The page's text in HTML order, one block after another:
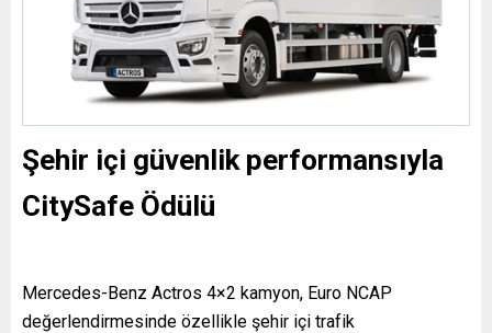
Şehir içi güvenlik performansıyla
CitySafe Ödülü
Mercedes-Benz Actros 4×2 kamyon, Euro NCAP
değerlendirmesinde özellikle şehir içi trafik